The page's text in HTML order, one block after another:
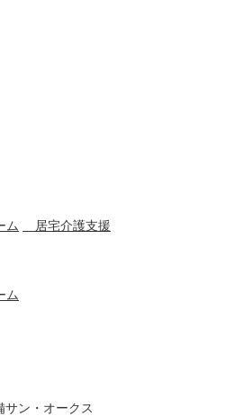
ム
居宅介護支援
ム
ン・オークス